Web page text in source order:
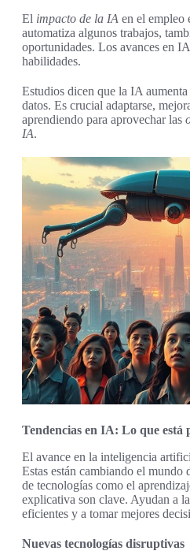
El impacto de la IA en el empleo
automatiza algunos trabajos,
oportunidades. Los avances en
habilidades.
Estudios dicen que la IA
datos. Es crucial adaptarse,
aprendiendo para aprovechar las
IA.
Tendencias en IA: Lo que está
El avance en la inteligencia
Estas están cambiando el mundo
de tecnologías como el
explicativa son clave. Ayudan a
eficientes y a tomar mejores
Nuevas tecnologías disruptivas